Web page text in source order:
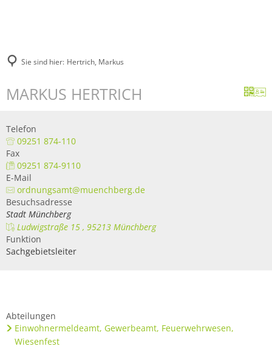
Sie sind hier: Hertrich, Markus
MARKUS HERTRICH
Telefon
09251 874-110
Fax
09251 874-9110
E-Mail
ordnungsamt@muenchberg.de
Besuchsadresse
Stadt Münchberg
Ludwigstraße 15 , 95213 Münchberg
Funktion
Sachgebietsleiter
Abteilungen
Einwohnermeldeamt, Gewerbeamt, Feuerwehrwesen,
Wiesenfest